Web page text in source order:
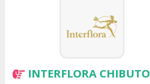
INTERFLORA CHIBUTO